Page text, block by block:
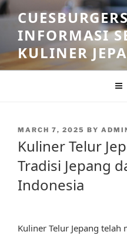
Skip
to
contentINFORMASI
KULINER
POSTED
MARCH 7, 2025 BY
Kuliner Telur
Tradisi Jepang
Indonesia
Kuliner Telur Jepang telah